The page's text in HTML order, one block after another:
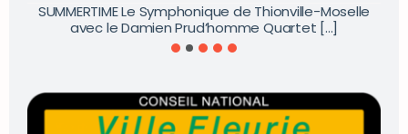
SUMMERTIME Le Symphonique de Thionville-Moselle
avec le Damien Prud’homme Quartet [...]